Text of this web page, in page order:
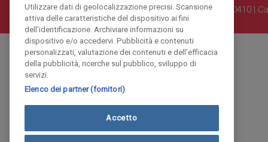
Iscritta al Registro Imprese di Como al n. 10410 |
Utilizzare dati di geolocalizzazione precisi. Scansione
attiva delle caratteristiche del dispositivo ai fini
dell’identificazione. Archiviare informazioni su
dispositivo e/o accedervi. Pubblicità e contenuti
personalizzati, valutazione dei contenuti e dell’efficacia
della pubblicità, ricerche sul pubblico, sviluppo di
servizi.
Elenco dei partner (fornitori)
Accetto